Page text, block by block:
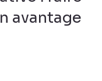
avantage